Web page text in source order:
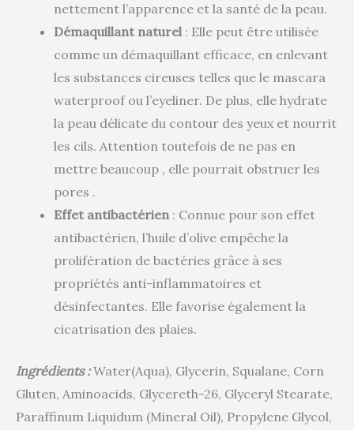
nettement l’apparence et la santé de la peau.
Démaquillant naturel: Elle peut être utilisée
comme un démaquillant efficace, en enlevant
les substances cireuses telles que le mascara
waterproof ou l’eyeliner. De plus, elle hydrate
la peau délicate du contour des yeux et nourrit
les cils. Attention toutefois de ne pas en
mettre beaucoup , elle pourrait obstruer les
pores .
Effet antibactérien: Connue pour son effet
antibactérien, l’huile d’olive empêche la
prolifération de bactéries grâce à ses
propriétés anti-inflammatoires et
désinfectantes. Elle favorise également la
cicatrisation des plaies.
Ingrédients :Water(Aqua), Glycerin, Squalane, Corn
Gluten, Aminoacids, Glycereth-26, Glyceryl Stearate,
Paraffinum Liquidum (Mineral Oil), Propylene Glycol,